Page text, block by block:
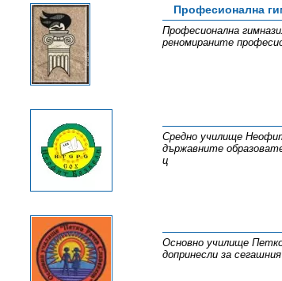
Професионална
Професионална
реномираните
Средно училище
държавните
ц
Основно училище
допринесли за